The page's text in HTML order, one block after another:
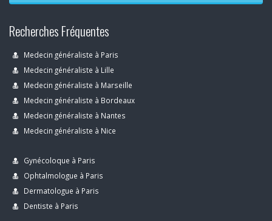
Recherches Fréquentes
Medecin généraliste à Paris
Medecin généraliste à Lille
Medecin généraliste à Marseille
Medecin généraliste à Bordeaux
Medecin généraliste à Nantes
Medecin généraliste à Nice
Gynécoloque à Paris
Ophtalmologue à Paris
Dermatologue à Paris
Dentiste à Paris